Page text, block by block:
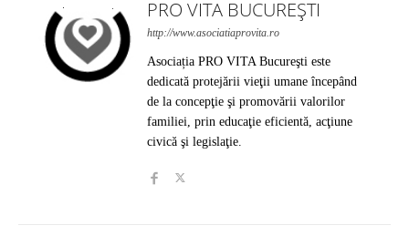
PRO VITA BUCUREȘTI
http://www.asociatiaprovita.ro
Asociația PRO VITA Bucureşti este
dedicată protejării vieţii umane începând
de la concepţie şi promovării valorilor
familiei, prin educaţie eficientă, acţiune
civică şi legislaţie.